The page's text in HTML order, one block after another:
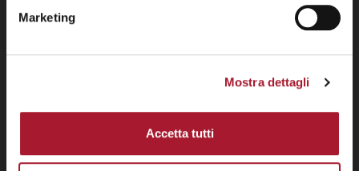
Marketing
Mostra dettagli
Accetta tutti